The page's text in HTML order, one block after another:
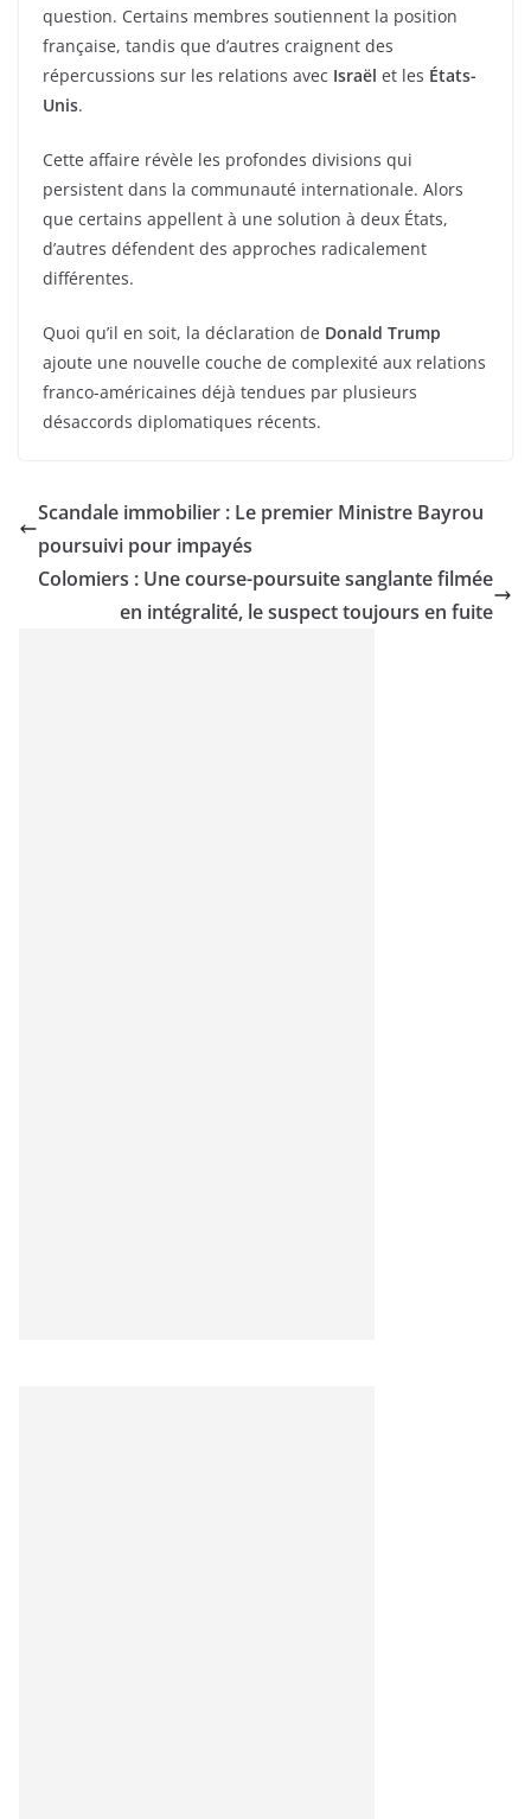
question. Certains membres soutiennent la position
française, tandis que d’autres craignent des
répercussions sur les relations avec Israël et les États-
Unis.
Cette affaire révèle les profondes divisions qui
persistent dans la communauté internationale. Alors
que certains appellent à une solution à deux États,
d’autres défendent des approches radicalement
différentes.
Quoi qu’il en soit, la déclaration de Donald Trump
ajoute une nouvelle couche de complexité aux relations
franco-américaines déjà tendues par plusieurs
désaccords diplomatiques récents.
Scandale immobilier : Le premier Ministre Bayrou
poursuivi pour impayés
Colomiers : Une course-poursuite sanglante filmée
en intégralité, le suspect toujours en fuite